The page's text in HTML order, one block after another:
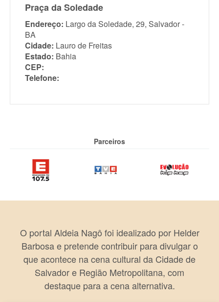
Praça da Soledade
Endereço: Largo da Soledade, 29, Salvador -
BA
Cidade: Lauro de Freitas
Estado: Bahia
CEP:
Telefone:
Parceiros
O portal Aldeia Nagô foi idealizado por Helder
Barbosa e pretende contribuir para divulgar o
que acontece na cena cultural da Cidade de
Salvador e Região Metropolitana, com
destaque para a cena alternativa.